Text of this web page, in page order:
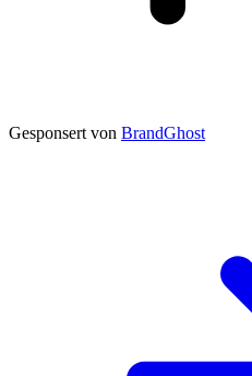
Gesponsert von BrandGhost